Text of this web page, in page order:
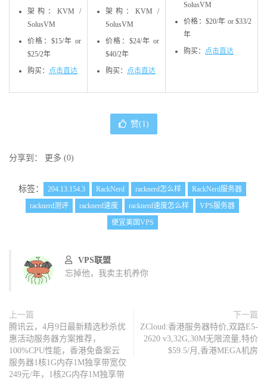
架构：KVM /
SolusVM
价格：$15/年 or
$25/2年
购买： 点击直达
架构：KVM /
SolusVM
价格：$24/年 or
$40/2年
购买： 点击直达
SolusVM
价格：$20/年 or $33/2
年
购买： 点击直达
赞(1)
分享到： 更多 (0)
标签： 204.13.154.3 RackNerd racknerd怎么样
RackNerd服务器
racknerd测评
racknerd速度 racknerd速度怎么样
VPS服务器
便宜美国VPS
VPS联盟
忘掉他，我卖主机养你
上一篇
腾讯云，4月9日最新精选秒杀优
惠活动服务器方案推荐，
100%CPU性能，香港免备案云
服务器1核1G内存1M独享带宽仅
249元/年，1核2G内存1M独享带
下一篇
ZCloud:香港服务器特价,双路E5-
2620 v3,32G,30M无限流量,特价
$59.5/月,香港MEGA机房